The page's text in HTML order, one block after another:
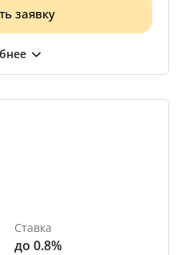
заявку
Ставка
до 0.8%